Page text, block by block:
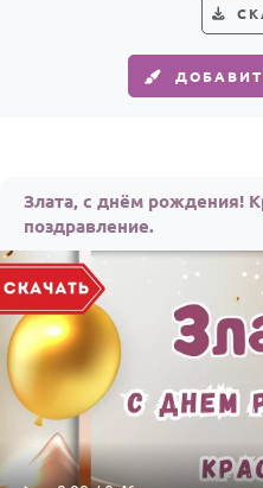
Злата, с днём рождения!
поздравление.